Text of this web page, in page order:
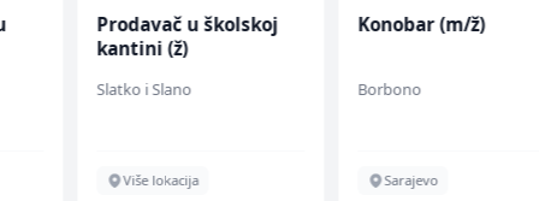
Prodavač u školskoj
kantini (ž)
Slatko i Slano
Više lokacija
Konobar (m/ž)
Borbono
Sarajevo